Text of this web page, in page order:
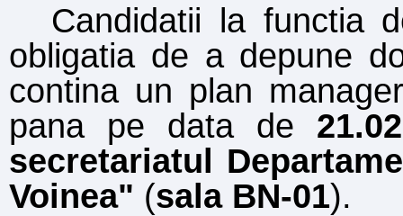
Candidatii la functia
obligatia de a depune
continaun plan
panape data de
secretariatul
Voinea" (sala BN-01).